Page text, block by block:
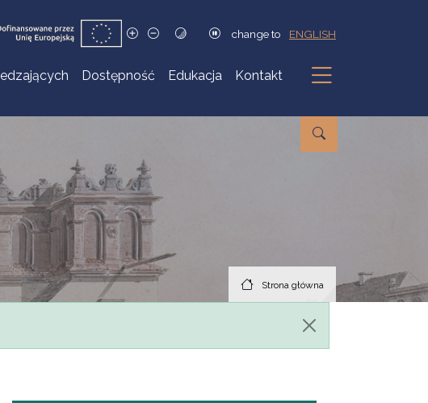
change to ENGLISH
Dostępność Edukacja Kontakt
Podmenu
Strona główna